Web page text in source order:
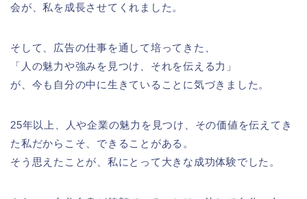
会が、私を成長させてくれました。
そして、広告の仕事を通して培ってきた、
「人の魅力や強みを見つけ、それを伝える力」
が、今も自分の中に生きていることに気づきました。
25年以上、人や企業の魅力を見つけ、その価値を伝えてき
た私だからこそ、できることがある。
そう思えたことが、私にとって大きな成功体験でした。